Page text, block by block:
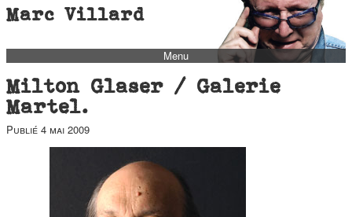
Marc Villard
Menu
bio
biblio
barbès
music
autofiction
Milton Glaser / Galerie
Martel.
Publié 4 mai 2009